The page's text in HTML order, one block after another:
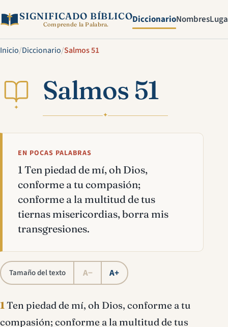
SIGNIFICADO BÍBLICO
Comprende la Palabra. DiccionarioNombres
Inicio/Diccionario/Salmos 51
✦
Salmos 51
✦
EN POCAS PALABRAS
1 Ten piedad de mí, oh Dios,
conforme a tu compasión;
conforme a la multitud de tus
tiernas misericordias, borra mis
transgresiones.
Tamaño del texto A− A+
1Ten piedad de mí, oh Dios, conforme a tu
compasión; conforme a la multitud de tus